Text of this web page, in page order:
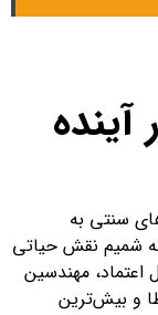
سنتی به
شمیم نقش حیاتی
اعتماد، مهندسین
و بیش‌ترین